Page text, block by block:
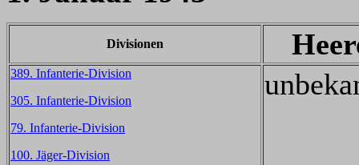
Divisionen
389. Infanterie-Division
305. Infanterie-Division
79. Infanterie-Division
100. Jäger-Division